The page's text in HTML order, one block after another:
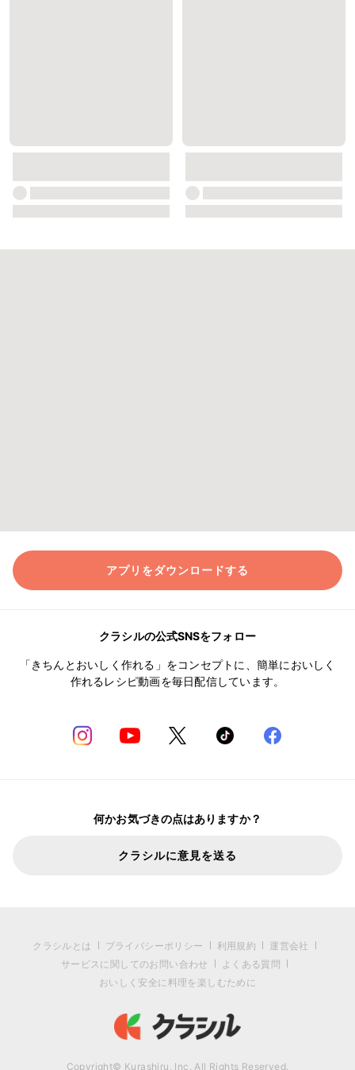
アプリをダウンロードする
クラシルの公式SNSをフォロー
「きちんとおいしく作れる」をコンセプトに、簡単においしく
作れるレシピ動画を毎日配信しています。
何かお気づきの点はありますか？
クラシルに意見を送る
クラシルとは プライバシーポリシー 利用規約
運営会社
サービスに関してのお問い合わせ
よくある質問
おいしく安全に料理を楽しむために
Copyright© Kurashiru, Inc. All Rights Reserved.